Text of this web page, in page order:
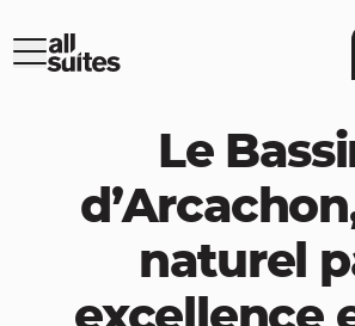
Le
naturel